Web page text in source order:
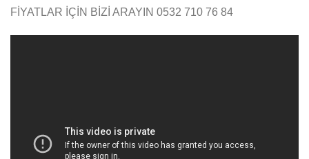
FİYATLAR İÇİN BİZİ ARAYIN 0532 710 76 84